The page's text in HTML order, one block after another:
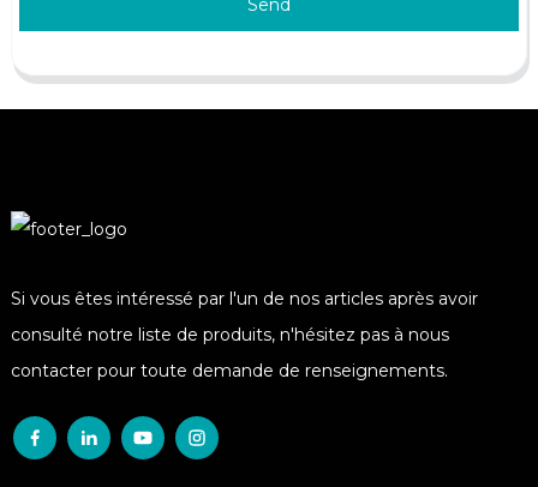
Si vous êtes intéressé par l'un de nos articles après avoir
consulté notre liste de produits, n'hésitez pas à nous
contacter pour toute demande de renseignements.